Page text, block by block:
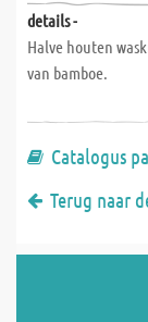
details -
Halve houten
van bamboe.
Catalogus
Terug naar